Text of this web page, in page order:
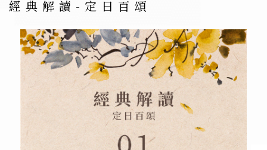
經典解讀-定日百頌